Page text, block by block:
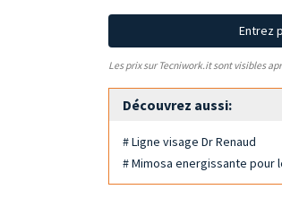
Entrez
Les prix sur Tecniwork.it sont visibles
Découvrez aussi:
# Ligne visage Dr Renaud
# Mimosa energissante pour